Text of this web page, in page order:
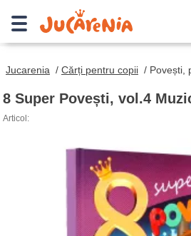
Jucarenia / Cărți pentru copii / Povești,
8 Super Povești, vol.4
Articol: